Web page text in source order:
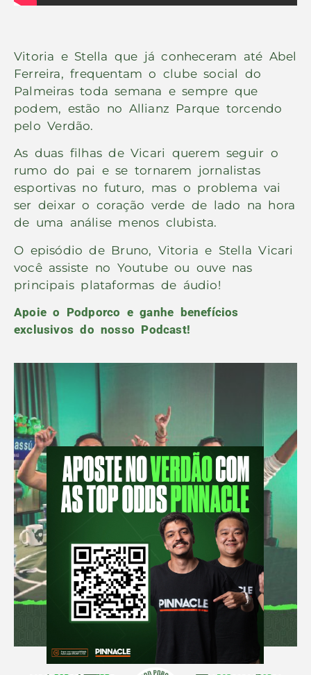
Vitoria e Stella que já conheceram até Abel
Ferreira, frequentam o clube social do
Palmeiras toda semana e sempre que
podem, estão no Allianz Parque torcendo
pelo Verdão.
As duas filhas de Vicari querem seguir o
rumo do pai e se tornarem jornalistas
esportivas no futuro, mas o problema vai
ser deixar o coração verde de lado na hora
de uma análise menos clubista.
O episódio de Bruno, Vitoria e Stella Vicari
você assiste no Youtube ou ouve nas
principais plataformas de áudio!
Apoie o Podporco e ganhe benefícios
exclusivos do nosso Podcast!